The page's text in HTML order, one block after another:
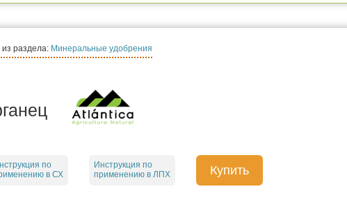
из раздела: Минеральные удобрения
по
в СХ
Инструкция по
применению в ЛПХ
Купить